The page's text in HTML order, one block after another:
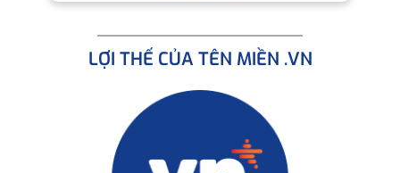
LỢI THẾ CỦA TÊN MIỀN .VN